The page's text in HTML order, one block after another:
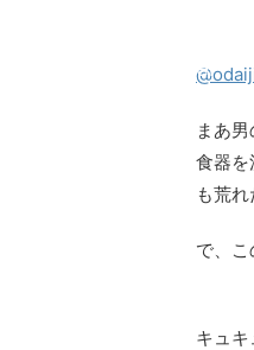
"Twitter"
まあ
食器を
も荒れ
で、こ
キュ